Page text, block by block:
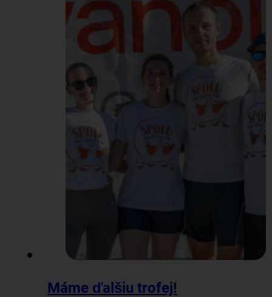
cestujúcich. Spolu s
naším maskotom sme
oslovovali ľudí, ktorí
cestovali za oddychom,
dovolenkou a iným
dobrodružstvom. Dali
sme im možnosť zatočiť
kolesom šťastia a vyhrať
tak rôzne ceny – Pelikán
merch či rôzne zľavy…
Máme ďalšiu trofej!